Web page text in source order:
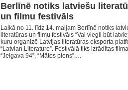
Berlīnē notiks latviešu
un filmu festivāls
Laikā no 11. līdz 14. maijam Berlīnē notiks
literatūras un filmu festivāls “Vai viegli būt
kuru organizē Latvijas literatūras eksporta
“Latvian Literature”. Festivālā tiks izrādītas
“Jelgava 94”, “Mātes piens”,…